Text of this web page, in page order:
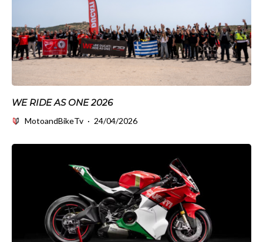
WE RIDE AS ONE 2026
MotoandBikeTv · 24/04/2026